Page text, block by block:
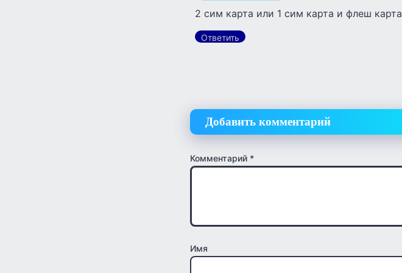
2 сим карта или 1 сим карта и флеш карта
Ответить
Добавить комментарий
Комментарий *
Имя